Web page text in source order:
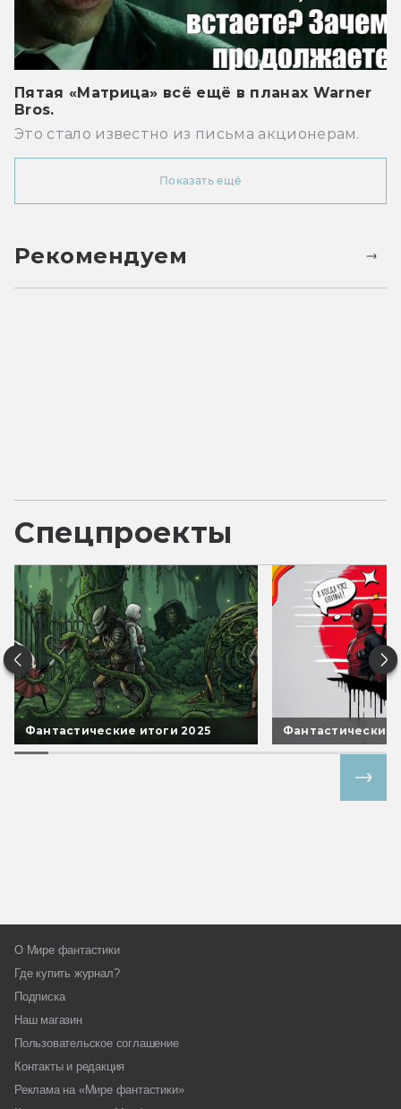
Пятая «Матрица» всё ещё в планах Warner
Bros.
Это стало известно из письма акционерам.
Показать ещё
Рекомендуем
Спецпроекты
Фантастические итоги 2025 Фантастические
О Мире фантастики
Где купить журнал?
Подписка
Наш магазин
Пользовательское соглашение
Контакты и редакция
Реклама на «Мире фантастики»